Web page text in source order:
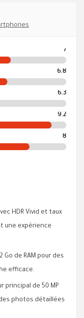
7
6.8
6.3
9.2
8
HDR Vivid et taux
une expérience
Go de RAM pour des
efficace.
principal de 50 MP
photos détaillées